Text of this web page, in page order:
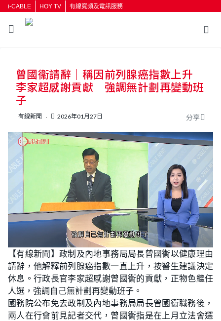
i-CABLE HOY TV 有線寬頻及電訊服務
按輸入鍵開始搜尋
曾國衞請辭｜稱因前列腺癌指數上升
李家超感謝貢獻 強調無計劃再變動班
子
有線新聞 2026年01月27日 分享
n
m
t
e
L
o
a
d
e
d
:
2
1
.
2
8
%
【有線新聞】政制及內地事務局局長曾國衞以健康理由
請辭，他解釋前列腺癌指數一直上升，按醫生建議決定
休息。行政長官李家超感謝曾國衞的貢獻，正物色繼任
人選，強調自己無計劃再變動班子。
國務院公布免去政制及內地事務局局長曾國衞職務後，
兩人在行會前見記者交代，曾國衞指是在上月立法會選